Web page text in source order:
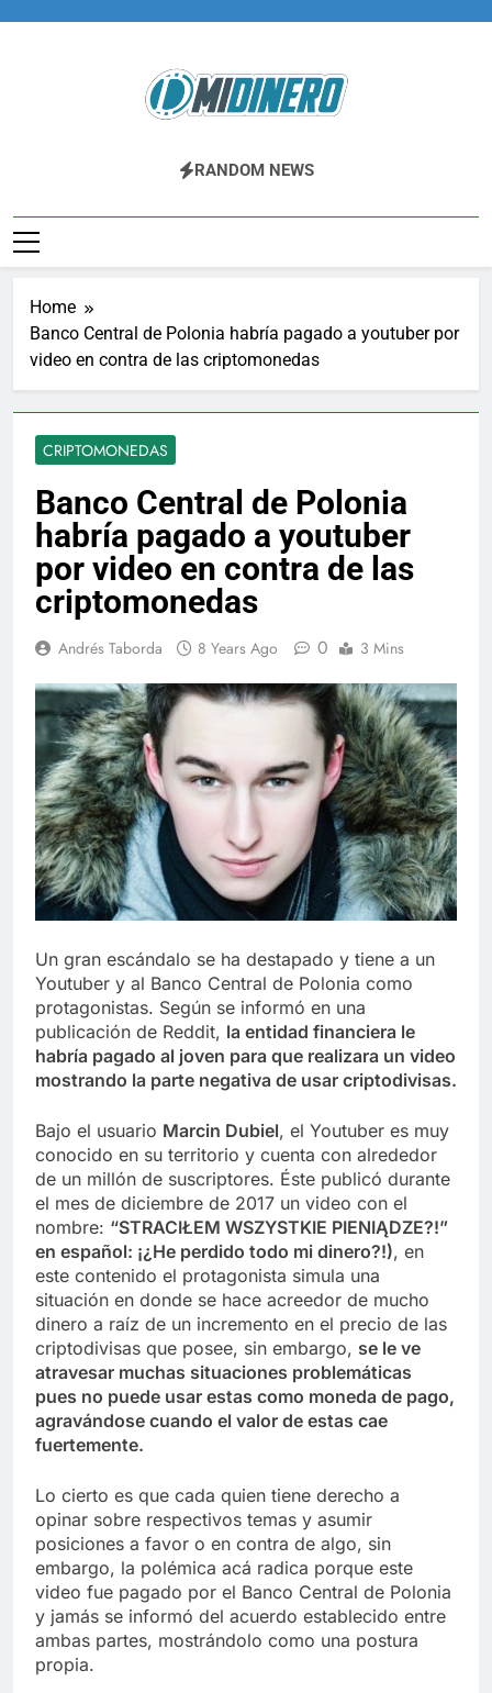
Midinero.co
Fintech, Criptomonedas
RANDOM NEWS
Home
Banco Central de Polonia habría pagado a youtuber por
video en contra de las criptomonedas
CRIPTOMONEDAS
Banco Central de Polonia
habría pagado a youtuber
por video en contra de las
criptomonedas
Andrés Taborda 8 Years Ago 0 3 Mins
Un gran escándalo se ha destapado y tiene a un
Youtuber y al Banco Central de Polonia como
protagonistas. Según se informó en una
publicación de Reddit, la entidad financiera le
habría pagado al joven para que realizara un video
mostrando la parte negativa de usar criptodivisas.
Bajo el usuario Marcin Dubiel, el Youtuber es muy
conocido en su territorio y cuenta con alrededor
de un millón de suscriptores. Éste publicó durante
el mes de diciembre de 2017 un video con el
nombre: “STRACIŁEM WSZYSTKIE PIENIĄDZE?!”
en español: ¡¿He perdido todo mi dinero?!), en
este contenido el protagonista simula una
situación en donde se hace acreedor de mucho
dinero a raíz de un incremento en el precio de las
criptodivisas que posee, sin embargo, se le ve
atravesar muchas situaciones problemáticas
pues no puede usar estas como moneda de pago,
agravándose cuando el valor de estas cae
fuertemente.
Lo cierto es que cada quien tiene derecho a
opinar sobre respectivos temas y asumir
posiciones a favor o en contra de algo, sin
embargo, la polémica acá radica porque este
video fue pagado por el Banco Central de Polonia
y jamás se informó del acuerdo establecido entre
ambas partes, mostrándolo como una postura
propia.